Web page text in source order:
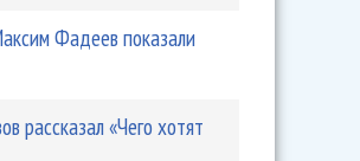
Фадеев показали
рассказал «Чего хотят